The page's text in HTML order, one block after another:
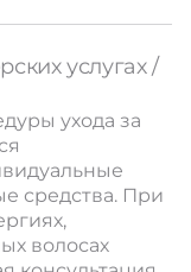
услугах /
ухода за
средства. При
волосах